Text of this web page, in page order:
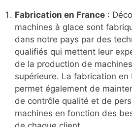
Fabrication en France :
machines à glace sont
dans notre pays par des
qualifiés qui mettent leur
de la production de
supérieure. La fabrication en
permet également de
de contrôle qualité et de
machines en fonction des